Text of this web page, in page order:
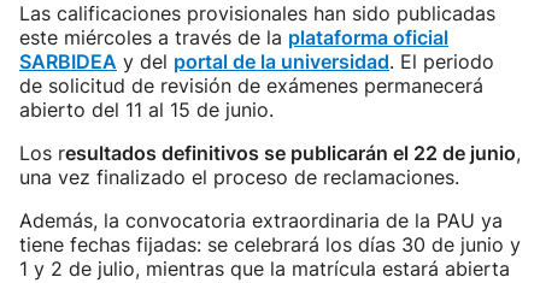
Las calificaciones provisionales han sido publicadas
este miércoles a través de la plataforma oficial
SARBIDEA y del portal de la universidad. El periodo
de solicitud de revisión de exámenes permanecerá
abierto del 11 al 15 de junio.
Los resultados definitivos se publicarán el 22 de junio,
una vez finalizado el proceso de reclamaciones.
Además, la convocatoria extraordinaria de la PAU ya
tiene fechas fijadas: se celebrará los días 30 de junio y
1 y 2 de julio, mientras que la matrícula estará abierta